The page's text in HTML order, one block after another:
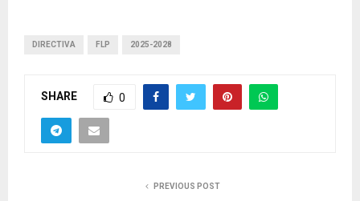
DIRECTIVA FLP 2025-2028
SHARE 0
PREVIOUS POST